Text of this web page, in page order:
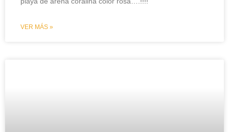
VER MÁS »